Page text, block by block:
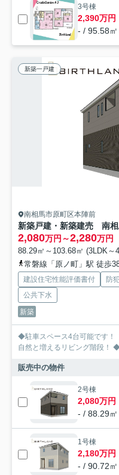
3号棟
2,390万円
- / 95.58
新築一戸建
南相馬市原町区本陣前
2,080万円～2,280万円
88.29㎡～103.68㎡ (3LDK
常磐線「原ノ町」駅 徒歩
建設住宅性能評価書付 防
公共下水
新築
◆駐車スペース4台可能です！
自然と増えるリビング階段！
販売中の物件
2号棟
2,080万円
- / 88.29
1号棟
2,180万円
- / 90.72